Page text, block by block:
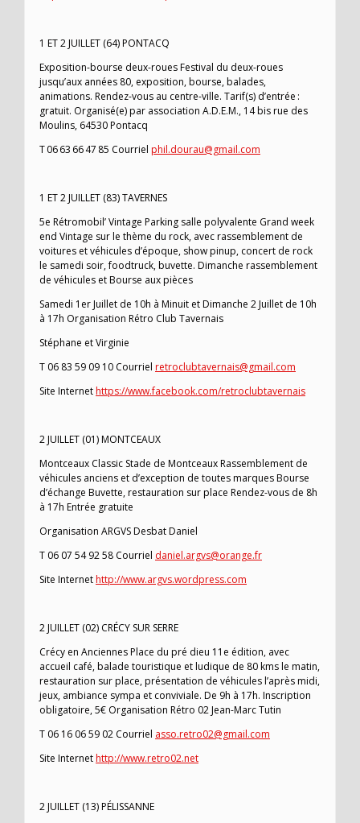
1 ET 2 JUILLET (64) PONTACQ
Exposition-bourse deux-roues Festival du deux-roues
jusqu’aux années 80, exposition, bourse, balades,
animations. Rendez-vous au centre-ville. Tarif(s) d’entrée :
gratuit. Organisé(e) par association A.D.E.M., 14 bis rue des
Moulins, 64530 Pontacq
T 06 63 66 47 85 Courriel phil.dourau@gmail.com
1 ET 2 JUILLET (83) TAVERNES
5e Rétromobil’ Vintage Parking salle polyvalente Grand week
end Vintage sur le thème du rock, avec rassemblement de
voitures et véhicules d’époque, show pinup, concert de rock
le samedi soir, foodtruck, buvette. Dimanche rassemblement
de véhicules et Bourse aux pièces
Samedi 1er Juillet de 10h à Minuit et Dimanche 2 Juillet de 10h
à 17h Organisation Rétro Club Tavernais
Stéphane et Virginie
T 06 83 59 09 10 Courriel retroclubtavernais@gmail.com
Site Internethttps://www.facebook.com/retroclubtavernais
2 JUILLET (01) MONTCEAUX
Montceaux Classic Stade de Montceaux Rassemblement de
véhicules anciens et d’exception de toutes marques Bourse
d’échange Buvette, restauration sur place Rendez-vous de 8h
à 17h Entrée gratuite
Organisation ARGVS Desbat Daniel
T 06 07 54 92 58 Courriel daniel.argvs@orange.fr
Site Internethttp://www.argvs.wordpress.com
2 JUILLET (02) CRÉCY SUR SERRE
Crécy en Anciennes Place du pré dieu 11e édition, avec
accueil café, balade touristique et ludique de 80 kms le matin,
restauration sur place, présentation de véhicules l’après midi,
jeux, ambiance sympa et conviviale. De 9h à 17h. Inscription
obligatoire, 5€ Organisation Rétro 02 Jean-Marc Tutin
T 06 16 06 59 02 Courriel asso.retro02@gmail.com
Site Internethttp://www.retro02.net
2 JUILLET (13) PÉLISSANNE